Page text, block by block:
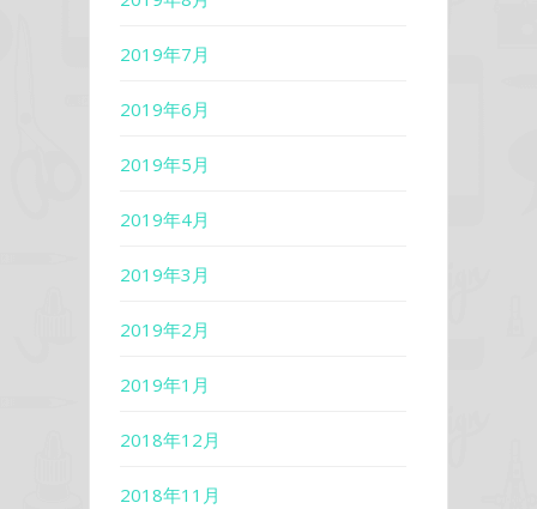
2019年7月
2019年6月
2019年5月
2019年4月
2019年3月
2019年2月
2019年1月
2018年12月
2018年11月